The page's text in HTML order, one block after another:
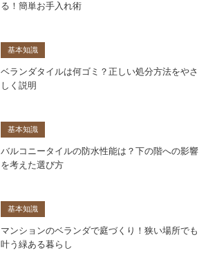
る！簡単お手入れ術
基本知識
ベランダタイルは何ゴミ？正しい処分方法をやさ
しく説明
基本知識
バルコニータイルの防水性能は？下の階への影響
を考えた選び方
基本知識
マンションのベランダで庭づくり！狭い場所でも
叶う緑ある暮らし